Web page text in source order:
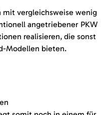
mit vergleichsweise wenig
angetriebener PKW
realisieren, die sonst
Modellen bieten.